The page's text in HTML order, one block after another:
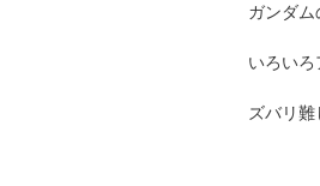
ガンダ
いろいろ
ズバリ難